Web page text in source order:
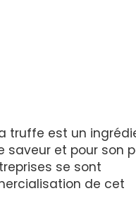
truffe est un
saveur et pour son
se sont
de cet